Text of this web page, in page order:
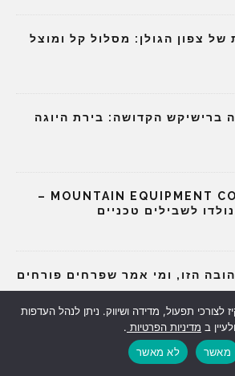
צפון הגולן: מסלול קל ומוצל
ברישיקש הקדושה: בירת היוגה
מבחן שטח: MOUNTAIN EQUIPMENT COMICI –
לשבילים טכניים
הזו, ומי אמר שפרחים פורחים
– לאן שלא תלך במסלול הזה
לצורכי תפעול, מדידה ושיווק. ניתן לנהל העדפות
ולעיין ב מדיניות הפרטיות .
מאשר
לא מאשר